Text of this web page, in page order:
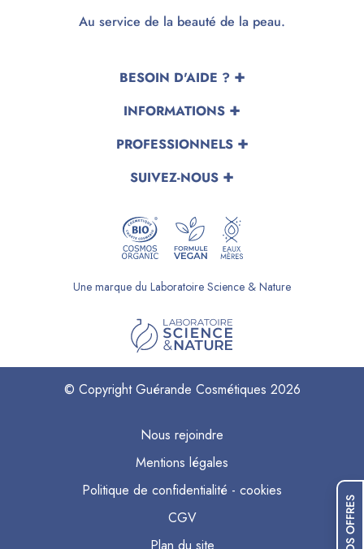
Au service de la beauté de la peau.
BESOIN D'AIDE ?
INFORMATIONS
PROFESSIONNELS
SUIVEZ-NOUS
Une marque du Laboratoire Science & Nature
© Copyright Guérande Cosmétiques 2026
Nous rejoindre
Mentions légales
Politique de confidentialité - cookies
CGV
Plan du site
NOS OFFRES